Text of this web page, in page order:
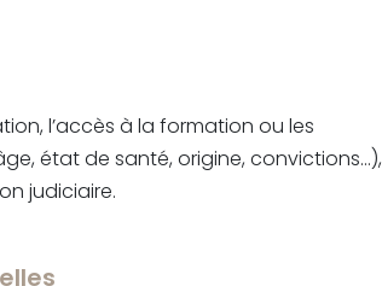
l’accès à la formation ou les
état de santé, origine, convictions…),
judiciaire.